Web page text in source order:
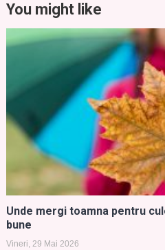
You might like
Unde mergi toamna pentru
bune
Vineri, 29 Mai 2026